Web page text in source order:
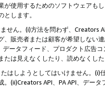
が使用するためのソフトウェアも
とします。
せん。(i)方法を問わず、Creators
、販売者または顧客が希望しない
データフィード、プロダクト広告
たは見えなくしたり、読めなくし
はしようとしてはいけません。
。(ii)Creators API、PA API、デー